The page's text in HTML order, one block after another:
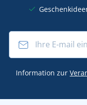
Information zur